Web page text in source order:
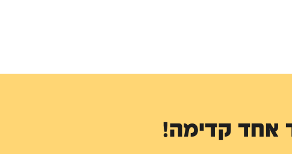
אחד קדימה!